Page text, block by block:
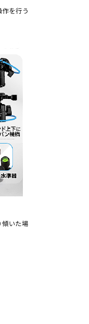
を行う
傾いた場